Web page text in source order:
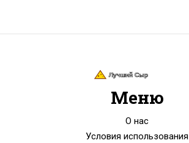
Меню
О нас
Условия использования